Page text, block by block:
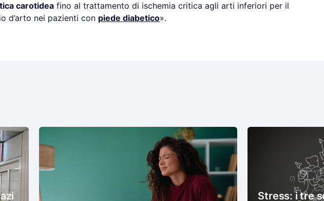
carotidea fino al trattamento di ischemia critica agli arti inferiori per il
d’arto nei pazienti con piede diabetico».
Stress: i tre